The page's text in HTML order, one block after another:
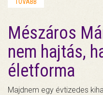
TOVÁBB
Mészáros
nem hajtás,
életforma
Majdnem egy évtizedes